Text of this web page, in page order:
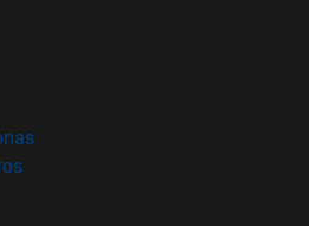
ventana)
(abre en nueva ventana)
(abre en nueva ventana)